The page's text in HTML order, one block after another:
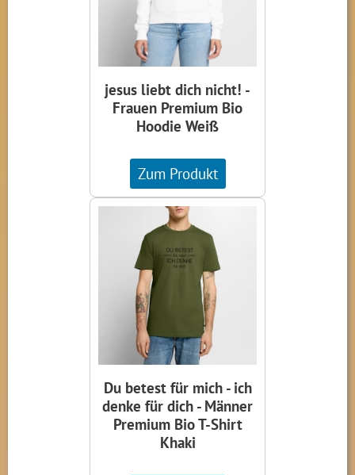
jesus liebt dich nicht! -
Frauen Premium Bio
Hoodie Weiß
Zum Produkt
Du betest für mich - ich
denke für dich - Männer
Premium Bio T-Shirt
Khaki